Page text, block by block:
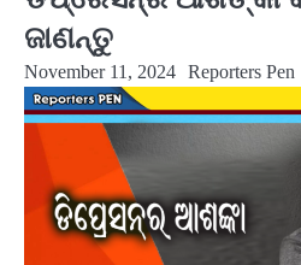
ଜାଣନ୍ତୁ
November 11, 2024 Reporters Pen